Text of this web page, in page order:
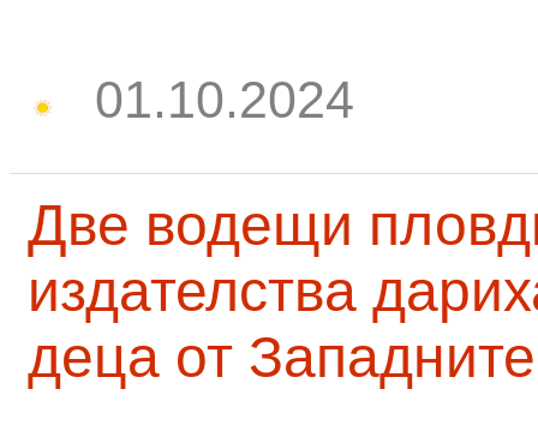
01.10.2024
Две водещи
издателства
деца от